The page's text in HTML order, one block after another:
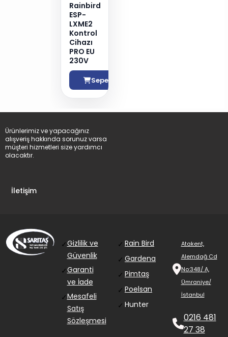
Rainbird
ESP-
LXME2
Kontrol
Cihazı
PRO EU
230V
Sepete Ekle
Ürünlerimiz ve yapacağınız
alışveriş hakkında sorunuz varsa
müşteri hizmetleri size yardımcı
olacaktır.
İletişim
✓Gizlilik ve
Güvenlik
✓Garanti
ve İade
✓Mesafeli
Satış
Sözleşmesi
✓ Rain Bird
✓ Gardena
✓ Pimtaş
✓ Poelsan
✓ Hunter
Atakent,
Alemdağ Cd
No:348/ A,
Ümraniye/
İstanbul
0216 481
27 38